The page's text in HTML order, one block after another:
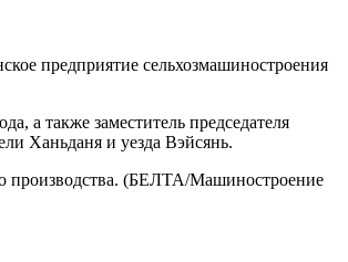
предприятие сельхозмашиностроения
а также заместитель председателя
Ханьданя и уезда Вэйсянь.
производства. (БЕЛТА/Машиностроение